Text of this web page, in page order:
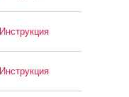
Инструкция
Инструкция